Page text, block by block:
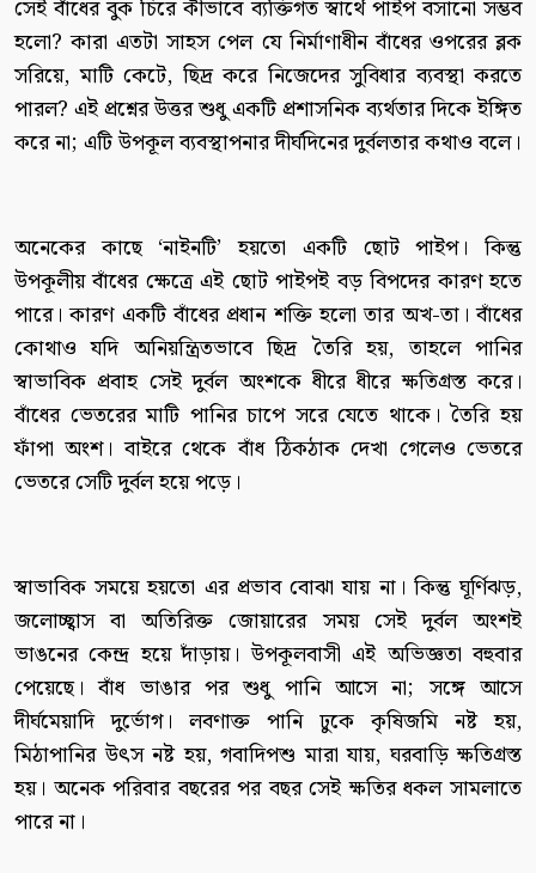
সেই বাঁধের বুক চিরে কীভাবে ব্যক্তিগত স্বার্থে পাইপ বসানো সম্ভব
হলো? কারা এতটা সাহস পেল যে নির্মাণাধীন বাঁধের ওপরের ব্লক
সরিয়ে, মাটি কেটে, ছিদ্র করে নিজেদের সুবিধার ব্যবস্থা করতে
পারল? এই প্রশ্নের উত্তর শুধু একটি প্রশাসনিক ব্যর্থতার দিকে ইঙ্গিত
করে না; এটি উপকূল ব্যবস্থাপনার দীর্ঘদিনের দুর্বলতার কথাও বলে।
অনেকের কাছে ‘নাইনটি’ হয়তো একটি ছোট পাইপ। কিন্তু
উপকূলীয় বাঁধের ক্ষেত্রে এই ছোট পাইপই বড় বিপদের কারণ হতে
পারে। কারণ একটি বাঁধের প্রধান শক্তি হলো তার অখ-তা। বাঁধের
কোথাও যদি অনিয়ন্ত্রিতভাবে ছিদ্র তৈরি হয়, তাহলে পানির
স্বাভাবিক প্রবাহ সেই দুর্বল অংশকে ধীরে ধীরে ক্ষতিগ্রস্ত করে।
বাঁধের ভেতরের মাটি পানির চাপে সরে যেতে থাকে। তৈরি হয়
ফাঁপা অংশ। বাইরে থেকে বাঁধ ঠিকঠাক দেখা গেলেও ভেতরে
ভেতরে সেটি দুর্বল হয়ে পড়ে।
স্বাভাবিক সময়ে হয়তো এর প্রভাব বোঝা যায় না। কিন্তু ঘূর্ণিঝড়,
জলোচ্ছ্বাস বা অতিরিক্ত জোয়ারের সময় সেই দুর্বল অংশই
ভাঙনের কেন্দ্র হয়ে দাঁড়ায়। উপকূলবাসী এই অভিজ্ঞতা বহুবার
পেয়েছে। বাঁধ ভাঙার পর শুধু পানি আসে না; সঙ্গে আসে
দীর্ঘমেয়াদি দুর্ভোগ। লবণাক্ত পানি ঢুকে কৃষিজমি নষ্ট হয়,
মিঠাপানির উৎস নষ্ট হয়, গবাদিপশু মারা যায়, ঘরবাড়ি ক্ষতিগ্রস্ত
হয়। অনেক পরিবার বছরের পর বছর সেই ক্ষতির ধকল সামলাতে
পারে না।